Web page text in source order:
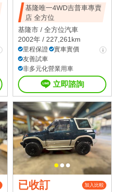
基隆唯一4WD吉普車專賣
店 全方位
基隆市 / 全方位汽車
2002年 / 227,261km
里程保證
實車實價
友善試車
非多元化營業用車
立即諮詢
已收訂 加入比較